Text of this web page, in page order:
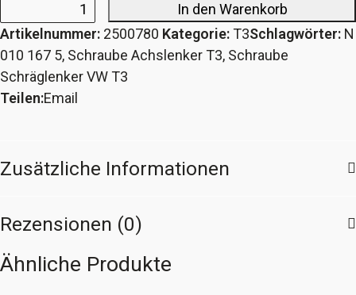
Befestigungsschraube
komplett
für
Achslenker
Hinterachse
Menge
In den Warenkorb
Artikelnummer: 2500780 Kategorie:T3Schlagwörter: N
010 167 5, Schraube Achslenker T3, Schraube
Schräglenker VW T3
Teilen:Email
Zusätzliche Informationen
Rezensionen (0)
Ähnliche Produkte